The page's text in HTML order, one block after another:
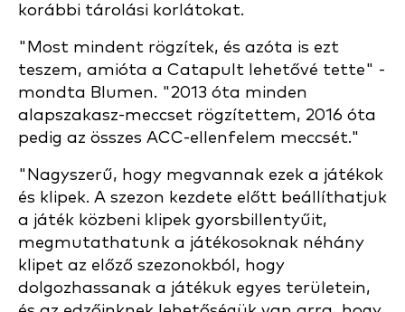
korábbi tárolási korlátokat.
"Most mindent rögzítek, és azóta is ezt
teszem, amióta a Catapult lehetővé tette" -
mondta Blumen. "2013 óta minden
alapszakasz-meccset rögzítettem, 2016 óta
pedig az összes ACC-ellenfelem meccsét."
"Nagyszerű, hogy megvannak ezek a játékok
és klipek. A szezon kezdete előtt beállíthatjuk
a játék közbeni klipek gyorsbillentyűit,
megmutathatunk a játékosoknak néhány
klipet az előző szezonokból, hogy
dolgozhassanak a játékuk egyes területein,